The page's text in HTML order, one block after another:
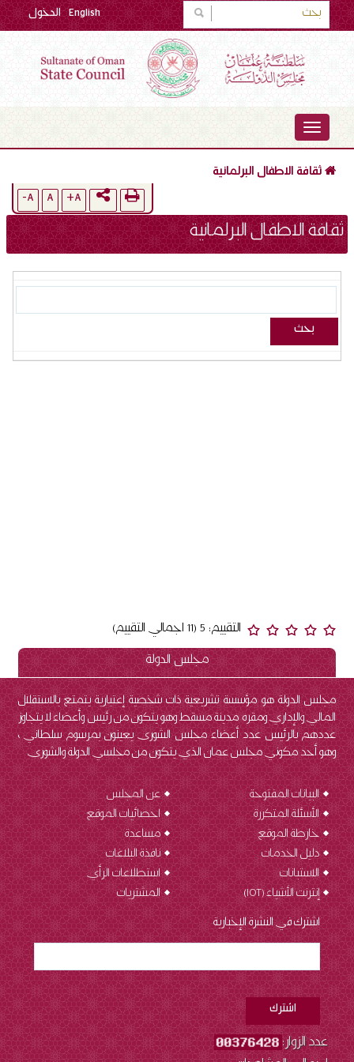
الدخول English
TOGGLE
NAVIGATION
ثقافة الاطفال البرلمانية
A+
A
A-
ثقافة الاطفال البرلمانية
التقييم: 5 (11 اجمالي التقييم)
مجلس الدولة
مجلس الدولة هو مؤسسة تشريعية ذات شخصية إعتبارية يتمتع بالاستقلال
المالي والإداري ومقره مدينة مسقط وهو يتكون من رئيس وأعضاء لا يتجاوز
عددهم بالرئيس عدد أعضاء مجلس الشورى يعينون بمرسوم سلطاني ،
وهو أحد مكوني مجلس عمان الذي يتكون من مجلسي الدولة والشورى.
عن المجلس
البيانات المفتوحة
احصائيات الموقع
الأسئلة المتكررة
مساعدة
خارطة الموقع
نافذة البلاغات
دليل الخدمات
استطلاعات الرأي
الاستبانات
المشتريات
إنترنت الأشياء (IOT
)
اشترك في النشرة الإخبارية
عدد الزوار: